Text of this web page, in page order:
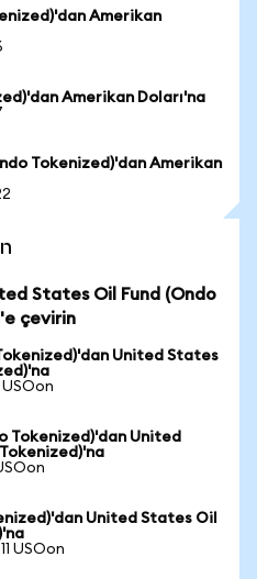
Amerikan
Amerikan Doları'na
Tokenized)'dan Amerikan
States Oil Fund (Ondo
çevirin
United States
Tokenized)'dan United
United States Oil
USOon